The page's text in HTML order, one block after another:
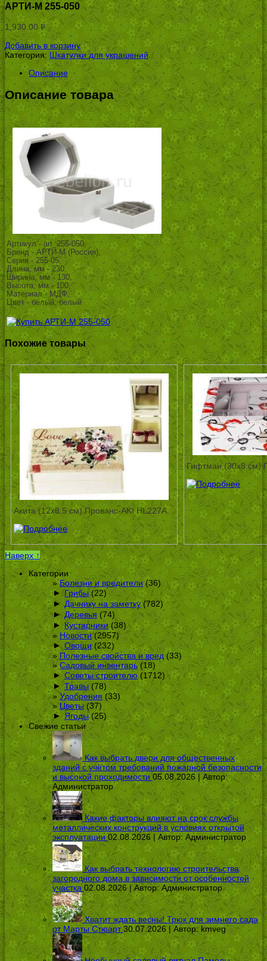
АРТИ-М 255-050
1,930.00 Р
УБ.
Добавить в корзину
Категория: Шкатулки для украшений
Описание
Описание товара
Артикул - art_255-050,
Бренд - АРТИ-М (Россия),
Серия - 255-05,
Длина, мм - 230,
Ширина, мм - 130,
Высота, мм - 100,
Материал - МДФ,
Цвет - белый, белый
Похожие товары
Акита (12х8.5 см) Прованс-AKI HL227A
Гифтман (30х8 см)
Наверх ↑
Категории
Болезни и вредители (36)
► Грибы(22)
► Дачнику на заметку(782)
► Деревья (74)
► Кустарники (38)
Новости(2957)
► Овощи(232)
Полезные свойства и вред(33)
Садовый инвентарь(18)
► Советы строителю (1712)
► Травы(78)
Удобрения (33)
Цветы(37)
► Ягоды(25)
Свежие статьи
Как выбрать двери для общественных
зданий с учётом требований пожарной безопасности
и высокой проходимости 05.08.2026 | Автор:
Администратор
Какие факторы влияют на срок службы
металлических конструкций в условиях открытой
эксплуатации 02.08.2026 | Автор: Администратор
Как выбрать технологию строительства
загородного дома в зависимости от особенностей
участка 02.08.2026 | Автор:Администратор
Хватит ждать весны! Трюк для зимнего сада
от Марты Стюарт 30.07.2026 | Автор:kmveg